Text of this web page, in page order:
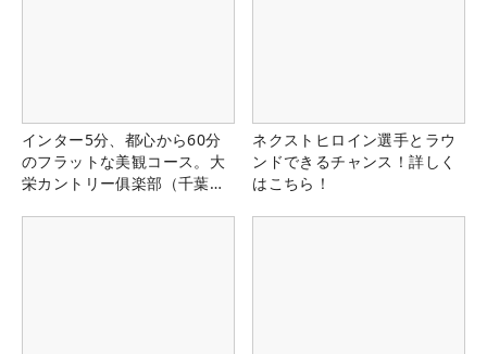
インター5分、都心から60分
のフラットな美観コース。大
栄カントリー俱楽部（千葉
ネクストヒロイン選手とラウ
ンドできるチャンス！詳しく
はこちら！